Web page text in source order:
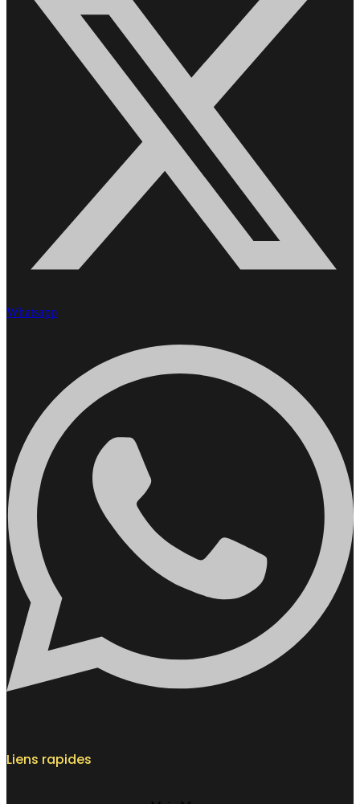
Whatsapp
Liens rapides